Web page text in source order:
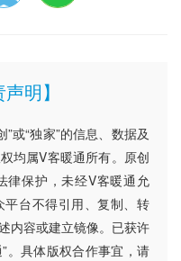
明】
或“独家”的信息、数据及
均属V客暖通所有。原创
律保护，未经V客暖通允
台不得引用、复制、转
内容或建立镜像。已获许
。具体版权合作事宜，请